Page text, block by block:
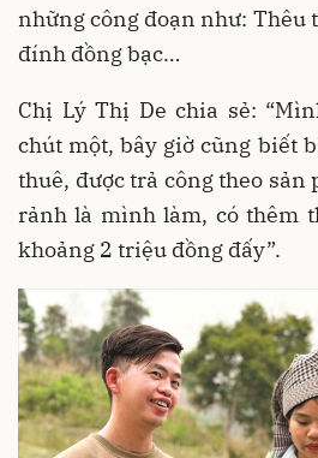
những công đoạn như: Thêu
đính đồng bạc…
Chị Lý Thị De chia sẻ:
chút một, bây giờ cũng biết
thuê, được trả công theo
rảnh là mình làm, có thêm
khoảng 2 triệu đồng đấy”.